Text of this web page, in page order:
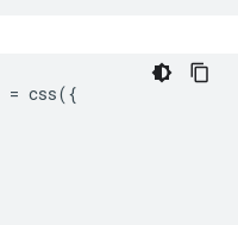
= css({